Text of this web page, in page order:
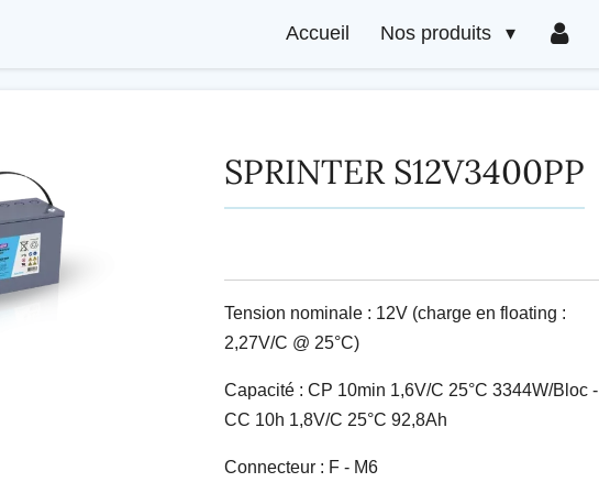
Accueil Nos produits
SPRINTER S12V3400PP
Tension nominale : 12V (charge en floating :
2,27V/C @ 25°C)
Capacité : CP 10min 1,6V/C 25°C 3344W/Bloc -
CC 10h 1,8V/C 25°C 92,8Ah
Connecteur : F - M6